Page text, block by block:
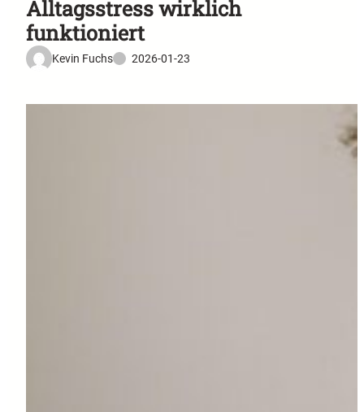
Alltagsstress wirklich
funktioniert
Kevin Fuchs 2026-01-23